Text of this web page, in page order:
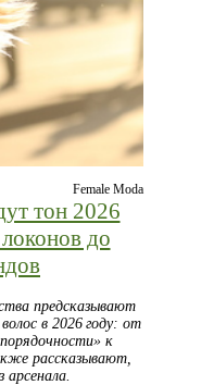
Female Moda
тон 2026
до
предсказывают
в 2026 году: от
к
рассказывают,